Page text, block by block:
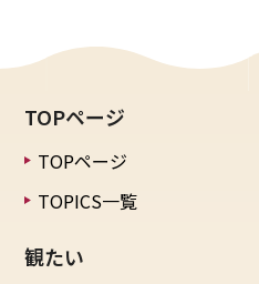
TOPページ
TOPページ
TOPICS一覧
観たい